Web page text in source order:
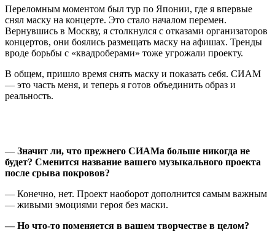
Переломным моментом был тур по Японии, где я впервые
снял маску на концерте. Это стало началом перемен.
Вернувшись в Москву, я столкнулся с отказами организаторов
концертов, они боялись размещать маску на афишах. Тренды
вроде борьбы с «квадроберами» тоже угрожали проекту.
В общем, пришло время снять маску и показать себя. СИАМ
— это часть меня, и теперь я готов объединить образ и
реальность.
— Значит ли, что прежнего СИАМа больше никогда не
будет? Сменится название вашего музыкального проекта
после срыва покровов?
— Конечно, нет. Проект наоборот дополнится самым важным
— живыми эмоциями героя без маски.
— Но что-то поменяется в вашем творчестве в целом?